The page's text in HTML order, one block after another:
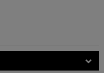
s brzdou a bez
s priemerom od